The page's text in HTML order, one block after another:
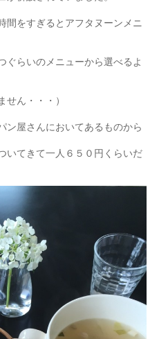
間をすぎるとアフタヌーンメニ
ぐらいのメニューから選べるよ
せん・・・）
ン屋さんにおいてあるものから
いてきて一人６５０円くらいだ